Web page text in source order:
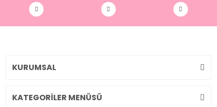
KURUMSAL
KATEGORİLER MENÜSÜ